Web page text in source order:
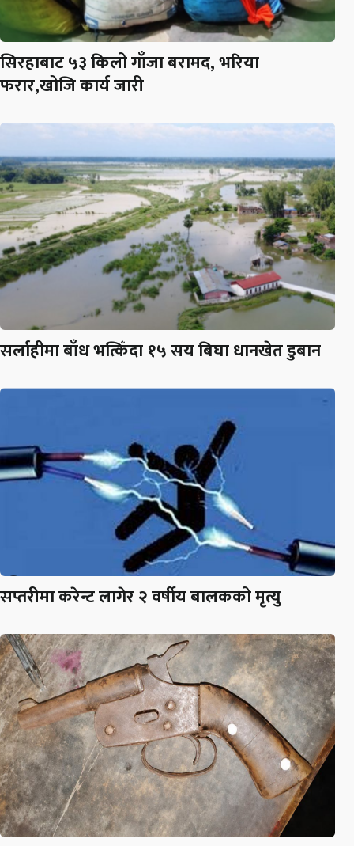
सिरहाबाट ५३ किलो गाँजा बरामद, भरिया
फरार,खोजि कार्य जारी
सर्लाहीमा बाँध भत्किँदा १५ सय बिघा धानखेत डुबान
सप्तरीमा करेन्ट लागेर २ वर्षीय बालकको मृत्यु